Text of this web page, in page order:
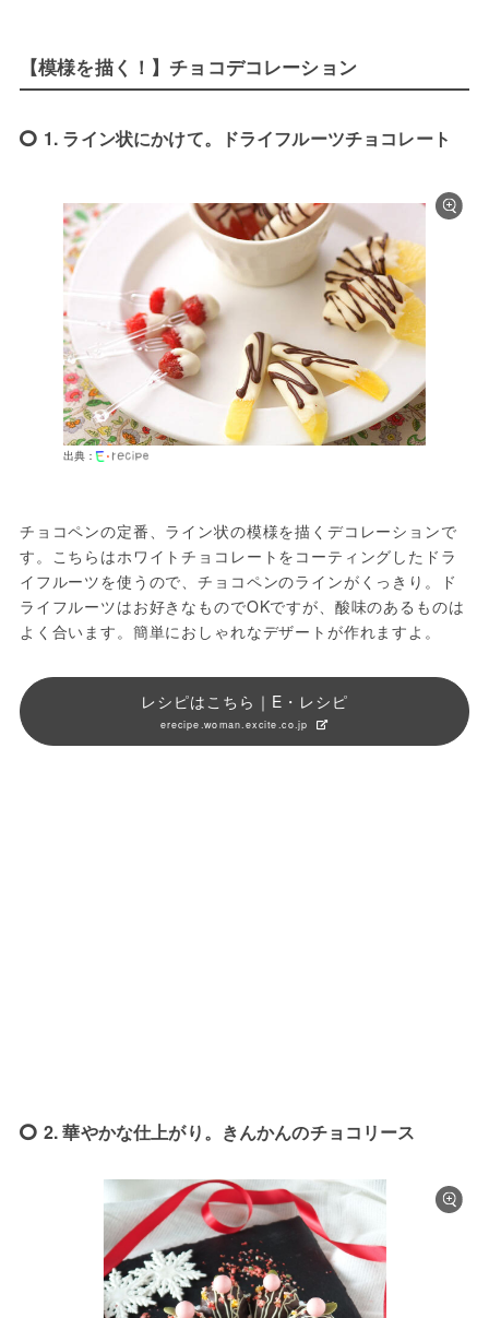
【模様を描く！】チョコデコレーション
1. ライン状にかけて。ドライフルーツチョコレート
出典：
チョコペンの定番、ライン状の模様を描くデコレーションで
す。こちらはホワイトチョコレートをコーティングしたドラ
イフルーツを使うので、チョコペンのラインがくっきり。ド
ライフルーツはお好きなものでOKですが、酸味のあるものは
よく合います。簡単におしゃれなデザートが作れますよ。
レシピはこちら｜E・レシピ
erecipe.woman.excite.co.jp
2. 華やかな仕上がり。きんかんのチョコリース